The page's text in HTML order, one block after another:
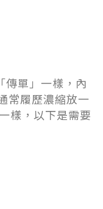
傳單」一樣，內
常履歷濃縮放一
樣，以下是需要